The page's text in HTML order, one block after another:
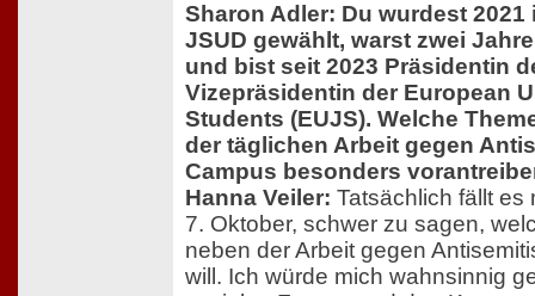
Sharon Adler: Du wurdest
JSUD gewählt, warst zwei
und bist seit 2023 Präsidentin
Vizepräsidentin der European
Students (EUJS). Welche
der täglichen Arbeit gegen
Campus besonders
Hanna Veiler: Tatsächlich fällt es
7. Oktober, schwer zu sagen,
neben der Arbeit gegen
will. Ich würde mich wahnsinnig